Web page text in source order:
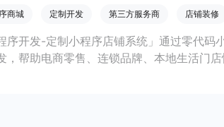
商城 定制开发 第三方服务商 店铺装修
序开发-定制小程序店铺系统」通过零代
，帮助电商零售、连锁品牌、本地生活门